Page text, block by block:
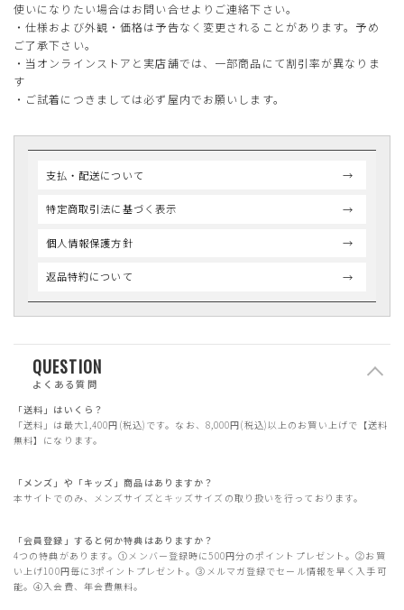
使いになりたい場合はお問い合せよりご連絡下さい。
・仕様および外観・価格は予告なく変更されることがあります。予め
ご了承下さい。
・当オンラインストアと実店舗では、一部商品にて割引率が異なりま
す
・ご試着につきましては必ず屋内でお願いします。
支払・配送について
特定商取引法に基づく表示
個人情報保護方針
返品特約について
QUESTION
よくある質問
「送料」はいくら？
「送料」は最大1,400円(税込)です。なお、8,000円(税込)以上のお買い上げで【送料
無料】になります。
「メンズ」や「キッズ」商品はありますか？
本サイトでのみ、メンズサイズとキッズサイズの取り扱いを行っております。
「会員登録」すると何か特典はありますか？
4つの特典があります。①メンバー登録時に500円分のポイントプレゼント。②お買
い上げ100円毎に3ポイントプレゼント。③メルマガ登録でセール情報を早く入手可
能。④入会費、年会費無料。